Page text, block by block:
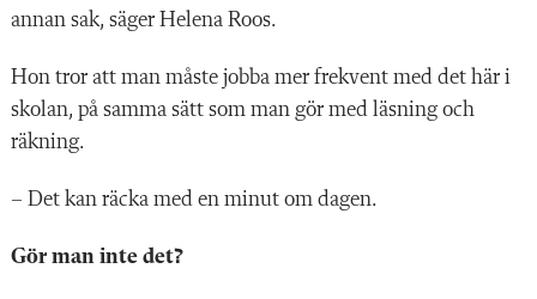
annan sak, säger Helena Roos.
Hon tror att man måste jobba mer frekvent med det här i
skolan, på samma sätt som man gör med läsning och
räkning.
– Det kan räcka med en minut om dagen.
Gör man inte det?